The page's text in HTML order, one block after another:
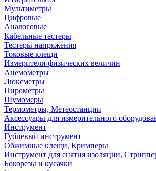
Мультиметры
Цифровые
Аналоговые
Кабельные тестеры
Тестеры напряжения
Токовые клещи
Измерители физических величин
Анемометры
Люксметры
Пирометры
Шумомеры
Термометры, Метеостанции
Аксессуары для измерительного
Инструмент
Губцевый инструмент
Обжимные клещи, Кримперы
Инструмент для снятия изоляции,
Бокорезы и кусачки